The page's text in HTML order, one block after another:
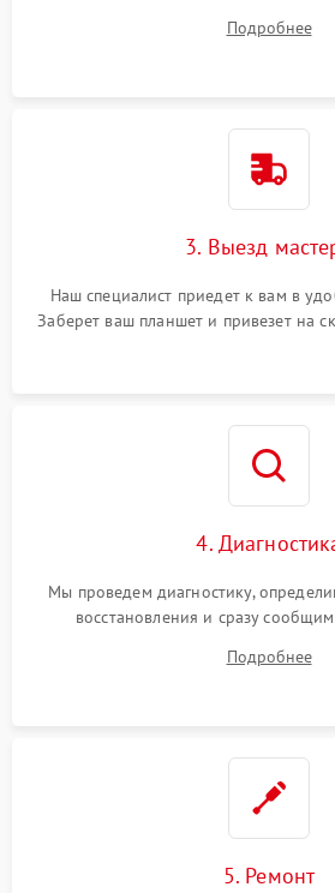
Подробнее
3. Выезд
Наш специалист приедет к вам в
Заберет ваш планшет и привезет на
4.
Мы проведем диагностику,
восстановления и сразу
Подробнее
5. Ремонт